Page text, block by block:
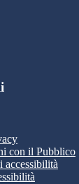
con il Pubblico
accessibilità